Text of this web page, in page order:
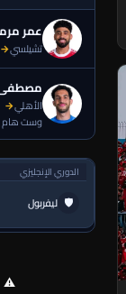
عمر
تشيلسي→
مصطفى
الأهلي→
وست هام
الدوري الإنجليزي
🛡 ليفربول
⚠️